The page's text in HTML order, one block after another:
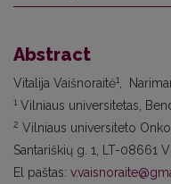
Abstract
Vitalija Vaišnoraitė1 ,
1 Vilniaus universitetas,
2 Vilniaus universiteto
Santariškių g. 1, LT-08661
El paštas: